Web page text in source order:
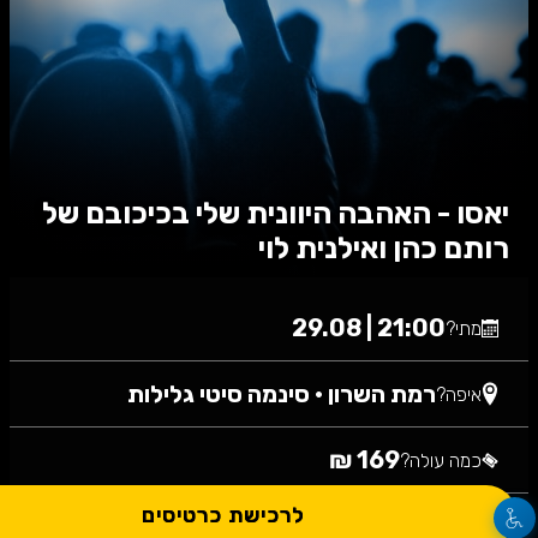
יאסו - האהבה היוונית שלי בכיכובם של
רותם כהן ואילנית לוי
מתי?21:00 | 29.08
איפה?רמת השרון • סינמה סיטי גלילות
כמה עולה?169 ₪
לרכישת כרטיסים